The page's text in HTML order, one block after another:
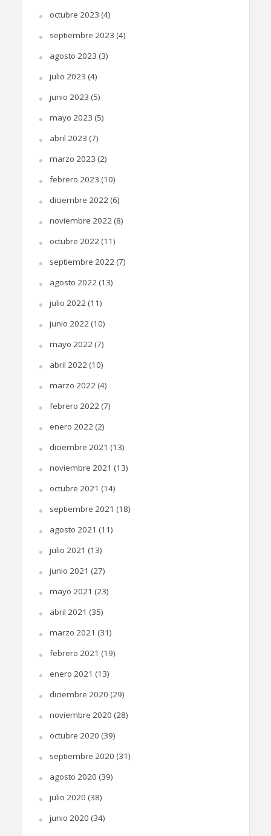
octubre 2023 (4)
septiembre 2023 (4)
agosto 2023 (3)
julio 2023 (4)
junio 2023 (5)
mayo 2023 (5)
abril 2023 (7)
marzo 2023 (2)
febrero 2023 (10)
diciembre 2022(6)
noviembre 2022(8)
octubre 2022(11)
septiembre 2022(7)
agosto 2022(13)
julio 2022(11)
junio 2022(10)
mayo 2022(7)
abril 2022(10)
marzo 2022(4)
febrero 2022(7)
enero 2022(2)
diciembre 2021 (13)
noviembre 2021 (13)
octubre 2021 (14)
septiembre 2021 (18)
agosto 2021 (11)
julio 2021 (13)
junio 2021 (27)
mayo 2021 (23)
abril 2021 (35)
marzo 2021 (31)
febrero 2021 (19)
enero 2021 (13)
diciembre 2020 (29)
noviembre 2020 (28)
octubre 2020 (39)
septiembre 2020 (31)
agosto 2020 (39)
julio 2020 (38)
junio 2020 (34)